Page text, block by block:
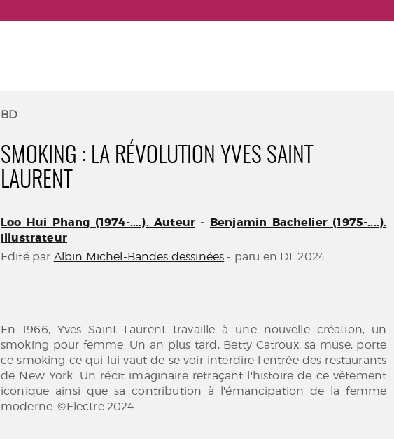
BD
SMOKING : LA RÉVOLUTION YVES SAINT
LAURENT
Loo Hui Phang (1974-....). Auteur - Benjamin Bachelier (1975-....).
Illustrateur
Edité par Albin Michel-Bandes dessinées - paru en DL 2024
En 1966, Yves Saint Laurent travaille à une nouvelle création, un
smoking pour femme. Un an plus tard, Betty Catroux, sa muse, porte
ce smoking ce qui lui vaut de se voir interdire l'entrée des restaurants
de New York. Un récit imaginaire retraçant l'histoire de ce vêtement
iconique ainsi que sa contribution à l'émancipation de la femme
moderne. ©Electre 2024